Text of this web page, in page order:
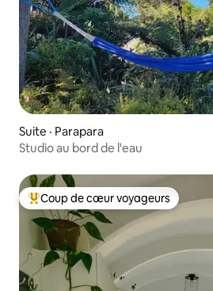
Suite · Parapara
Studio au bord de l'eau
Coup de cœur voyageurs parmi les
Coup de cœur voyageurs